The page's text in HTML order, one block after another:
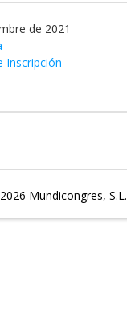
de 2021
Inscripción
Mundicongres, S.L.